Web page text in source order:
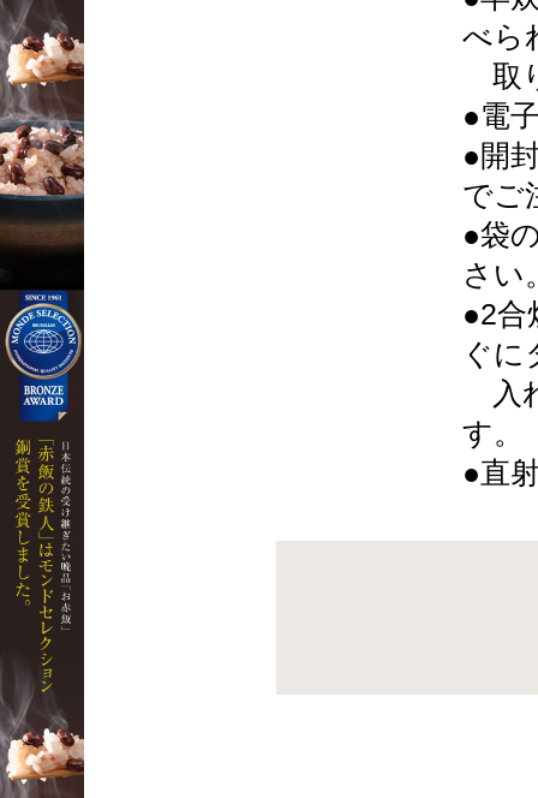
べら
取
●電
●開
でご
●袋
さい
●2合
ぐに
入
す。
●直